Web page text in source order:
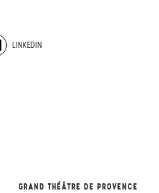
LINKEDIN
GRAND THÉÂTRE DE PROVENCE